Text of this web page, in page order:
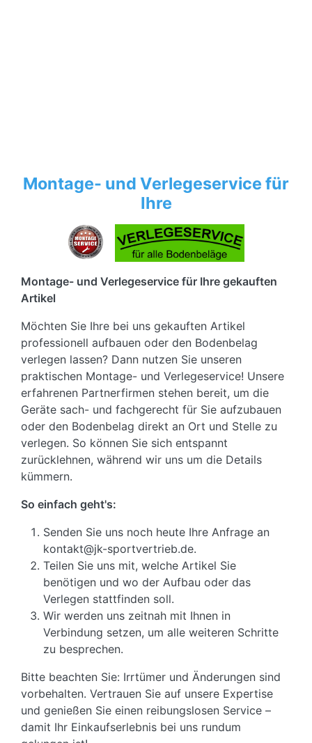
Montage- und Verlegeservice für
Ihre
Montage- und Verlegeservice für Ihre gekauften
Artikel
Möchten Sie Ihre bei uns gekauften Artikel
professionell aufbauen oder den Bodenbelag
verlegen lassen? Dann nutzen Sie unseren
praktischen Montage- und Verlegeservice! Unsere
erfahrenen Partnerfirmen stehen bereit, um die
Geräte sach- und fachgerecht für Sie aufzubauen
oder den Bodenbelag direkt an Ort und Stelle zu
verlegen. So können Sie sich entspannt
zurücklehnen, während wir uns um die Details
kümmern.
So einfach geht's:
Senden Sie uns noch heute Ihre Anfrage an
kontakt@jk-sportvertrieb.de.
Teilen Sie uns mit, welche Artikel Sie
benötigen und wo der Aufbau oder das
Verlegen stattfinden soll.
Wir werden uns zeitnah mit Ihnen in
Verbindung setzen, um alle weiteren Schritte
zu besprechen.
Bitte beachten Sie: Irrtümer und Änderungen sind
vorbehalten. Vertrauen Sie auf unsere Expertise
und genießen Sie einen reibungslosen Service –
damit Ihr Einkaufserlebnis bei uns rundum